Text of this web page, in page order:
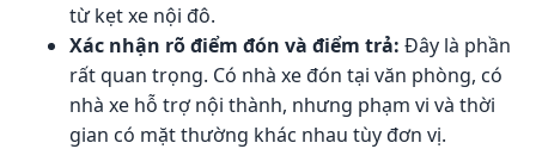
từ kẹt xe nội đô.
Xác nhận rõ điểm đón và điểm trả: Đây là phần
rất quan trọng. Có nhà xe đón tại văn phòng, có
nhà xe hỗ trợ nội thành, nhưng phạm vi và thời
gian có mặt thường khác nhau tùy đơn vị.